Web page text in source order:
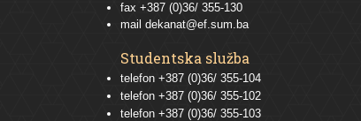
fax +387 (0)36/ 355-130
mail dekanat@ef.sum.ba
Studentska služba
telefon +387 (0)36/ 355-104
telefon +387 (0)36/ 355-102
telefon +387 (0)36/ 355-103